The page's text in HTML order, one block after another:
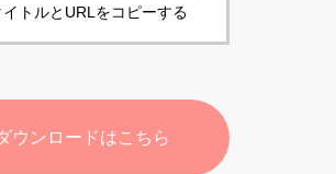
トルとURLをコピーする
ウンロードはこちら